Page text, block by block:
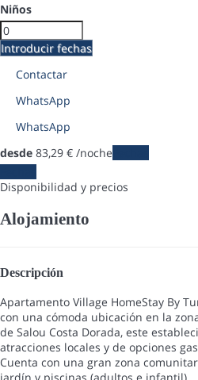
Niños
Introducir fechas
Contactar
WhatsApp
WhatsApp
desde 83,29 € /noche
Disponibilidad y precios
Alojamiento
Descripción
Apartamento Village HomeStay By
con una cómoda ubicación en la
de Salou Costa Dorada, este
atracciones locales y de opciones
Cuenta con una gran zona